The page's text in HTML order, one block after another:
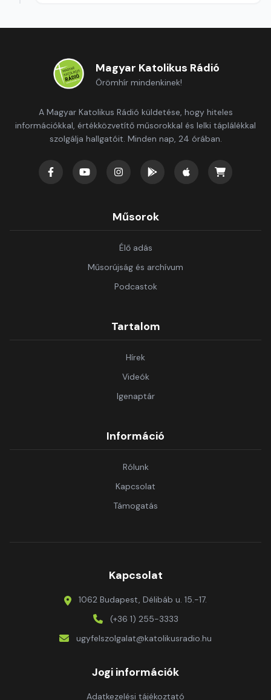
Magyar Katolikus Rádió
Örömhír mindenkinek!
A Magyar Katolikus Rádió küldetése, hogy hiteles
információkkal, értékközvetítő műsorokkal és lelki táplálékkal
szolgálja hallgatóit. Minden nap, 24 órában.
Műsorok
Élő adás
Műsorújság és archívum
Podcastok
Tartalom
Hírek
Videók
Igenaptár
Információ
Rólunk
Kapcsolat
Támogatás
Kapcsolat
1062 Budapest, Délibáb u. 15.-17.
(+36 1) 255-3333
ugyfelszolgalat@katolikusradio.hu
Jogi információk
Adatkezelési tájékoztató